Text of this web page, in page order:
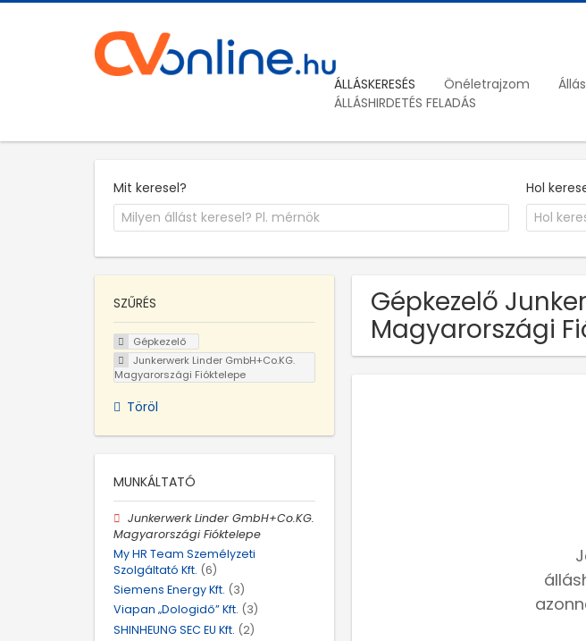
ÁLLÁSKERESÉS Önéletrajzom
ÁLLÁSHIRDETÉS FELADÁS
Mit keresel? Hol
Gépkezelő
Magyarországi
SZŰRÉS
Gépkezelő
Junkerwerk Linder GmbH+Co.KG.
Magyarországi Fióktelepe
Töröl
MUNKÁLTATÓ
Junkerwerk Linder GmbH+Co.KG.
Magyarországi Fióktelepe
My HR Team Személyzeti
Szolgáltató Kft. (6)
Siemens Energy Kft. (3)
Viapan „Dologidő” Kft. (3)
SHINHEUNG SEC EU Kft. (2)